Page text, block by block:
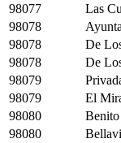
98077
Las
98078
98078
De
98078
De
98079
98079
El
98080
Benito
98080